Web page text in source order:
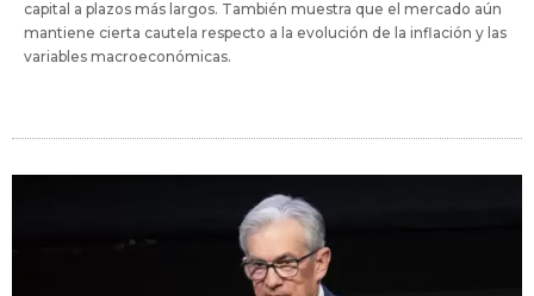
capital a plazos más largos. También muestra que el mercado aún
mantiene cierta cautela respecto a la evolución de la inflación y las
variables macroeconómicas.